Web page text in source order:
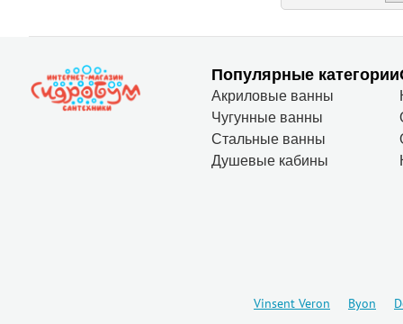
Популярные категории
Акриловые ванны
Чугунные ванны
Стальные ванны
Душевые кабины
Vinsent Veron Byon